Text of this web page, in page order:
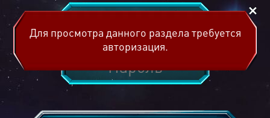
Для просмотра данного раздела требуется
авторизация.